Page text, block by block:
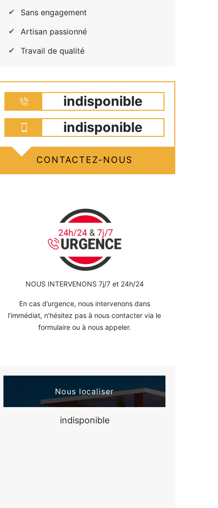
Sans engagement
Artisan passionné
Travail de qualité
indisponible
indisponible
CONTACTEZ-NOUS
NOUS INTERVENONS 7j/7 et 24h/24
En cas d’urgence, nous intervenons dans
l’immédiat, n’hésitez pas à nous contacter via le
formulaire ou à nous appeler.
Nous localiser
indisponible